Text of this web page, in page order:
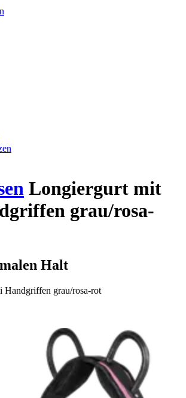
Longiergurt mit
grau/rosa-
Halt
Handgriffen grau/rosa-rot